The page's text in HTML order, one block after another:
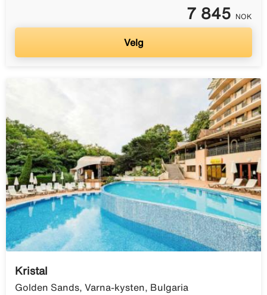
7 845 NOK
Velg
Kristal
Golden Sands, Varna-kysten, Bulgaria